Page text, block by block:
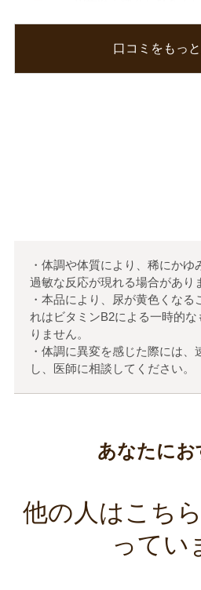
気にならない時が多く
口コミをもっ
・体調や体質により、稀にかゆ
過敏な反応が現れる場合があり
・本品により、尿が黄色くなる
れはビタミンB2による一時的
りません。
・体調に異変を感じた際には、
し、医師に相談してください。
あなたにお
他の人はこち
ってい